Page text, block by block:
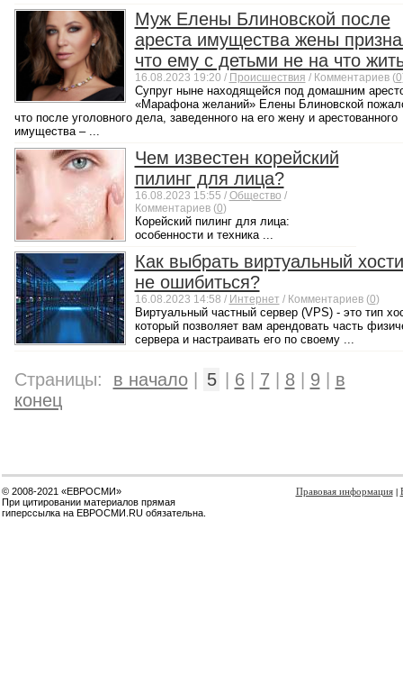
Муж Елены Блиновской после
ареста имущества жены
что ему с детьми не на что
16.08.2023 19:20 / Происшествия / Комментариев (0
Супруг ныне находящейся под домашним
«Марафона желаний» Елены Блиновской
что после уголовного дела, заведенного на его жену и арестованного
имущества – ...
Чем известен корейский
пилинг для лица?
16.08.2023 15:55 / Общество /
Комментариев (0)
Корейский пилинг для лица:
особенности и техника ...
Как выбрать виртуальный
не ошибиться?
16.08.2023 14:58 / Интернет / Комментариев (0)
Виртуальный частный сервер (VPS) - это тип
который позволяет вам арендовать часть
сервера и настраивать его по своему ...
Страницы: в начало| 5 6| 7 8| 9
в
конец
© 2008-2021 «ЕВРОСМИ»
При цитировании материалов прямая
гиперссылка на ЕВРОСМИ.RU обязательна.
Правовая информация|